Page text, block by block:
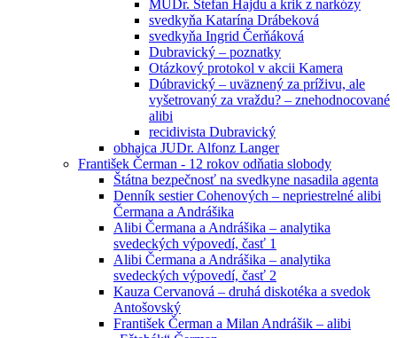
MUDr. Štefan Hajdu a krik z narkózy
svedkyňa Katarína Drábeková
svedkyňa Ingrid Čerňáková
Dubravický – poznatky
Otázkový protokol v akcii Kamera
Dúbravický – uväznený za príživu, ale
vyšetrovaný za vraždu? – znehodnocované
alibi
recidivista Dubravický
obhajca JUDr. Alfonz Langer
František Čerman - 12 rokov odňatia slobody
Štátna bezpečnosť na svedkyne nasadila agenta
Denník sestier Cohenových – nepriestrelné alibi
Čermana a Andrášika
Alibi Čermana a Andrášika – analytika
svedeckých výpovedí, časť 1
Alibi Čermana a Andrášika – analytika
svedeckých výpovedí, časť 2
Kauza Cervanová – druhá diskotéka a svedok
Antošovský
František Čerman a Milan Andrášik – alibi